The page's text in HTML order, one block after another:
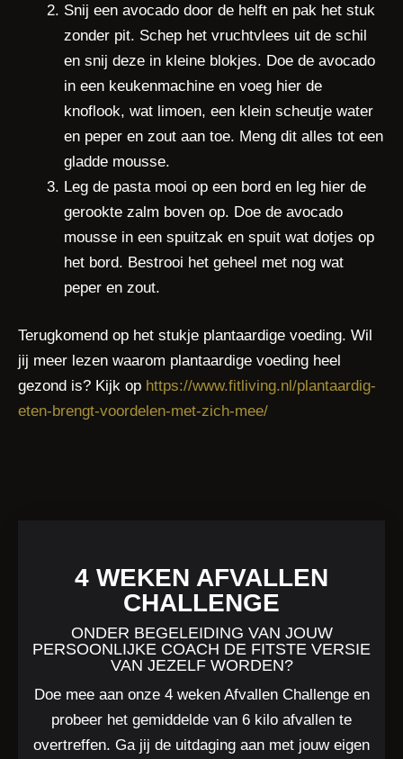
Snij een avocado door de helft en pak het stuk
zonder pit. Schep het vruchtvlees uit de schil
en snij deze in kleine blokjes. Doe de avocado
in een keukenmachine en voeg hier de
knoflook, wat limoen, een klein scheutje water
en peper en zout aan toe. Meng dit alles tot een
gladde mousse.
Leg de pasta mooi op een bord en leg hier de
gerookte zalm boven op. Doe de avocado
mousse in een spuitzak en spuit wat dotjes op
het bord. Bestrooi het geheel met nog wat
peper en zout.
Terugkomend op het stukje plantaardige voeding. Wil
jij meer lezen waarom plantaardige voeding heel
gezond is? Kijk op https://www.fitliving.nl/plantaardig-
eten-brengt-voordelen-met-zich-mee/
4 WEKEN AFVALLEN
CHALLENGE
ONDER BEGELEIDING VAN JOUW
PERSOONLIJKE COACH DE FITSTE VERSIE
VAN JEZELF WORDEN?
Doe mee aan onze 4 weken Afvallen Challenge en
probeer het gemiddelde van 6 kilo afvallen te
overtreffen. Ga jij de uitdaging aan met jouw eigen